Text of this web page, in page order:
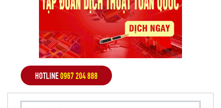
HOTLINE0967 204 888